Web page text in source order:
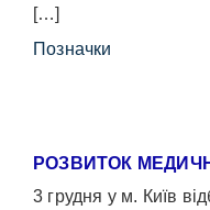
[…]
Позначки
РОЗВИТОК
3 грудня у м. Київ